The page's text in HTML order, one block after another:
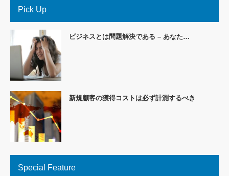
Pick Up
ビジネスとは問題解決である – あなた…
新規顧客の獲得コストは必ず計測するべき
Special Feature